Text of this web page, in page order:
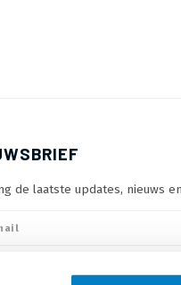
de laatste updates, nieuws